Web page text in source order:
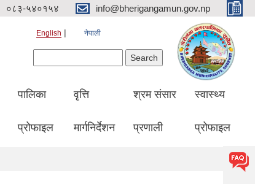
०८३-५४०१५४ info@bherigangamun.gov.np
English नेपाली
पालिका
प्रोफाइल
वृत्ति
मार्गनिर्देशन
श्रम संसार
प्रणाली
स्वास्थ्य
प्रोफाइल